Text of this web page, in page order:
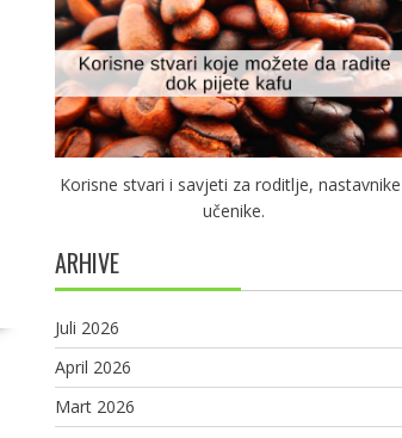
Korisne stvari i savjeti za roditlje,
učenike.
ARHIVE
Juli 2026
April 2026
Mart 2026